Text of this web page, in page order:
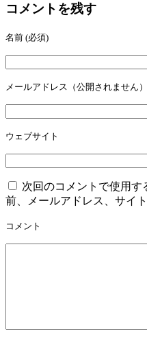
コメントを残す
名前 (必須)
メールアドレス（公開されません）
ウェブサイト
次回のコメントで使用す
前、メールアドレス、サイト
コメント